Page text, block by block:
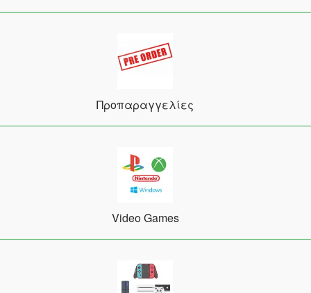
Προπαραγγελίες
Video Games